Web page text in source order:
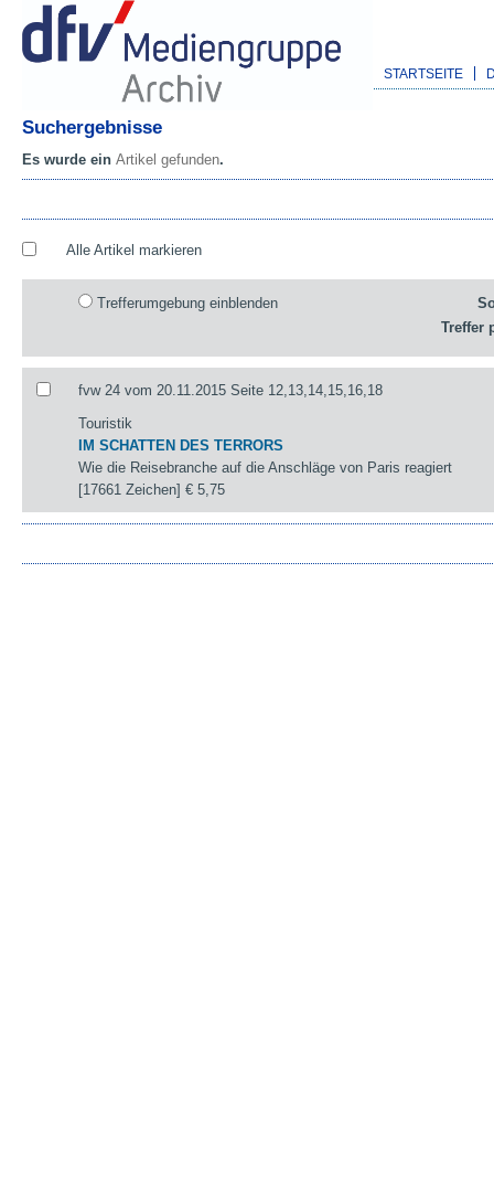
STARTSEITE
Suchergebnisse
Es wurde ein Artikel gefunden.
Alle Artikel markieren
Trefferumgebung einblenden
Treffer
fvw 24 vom 20.11.2015 Seite 12,13,14,15,16,18
Touristik
IM SCHATTEN DES TERRORS
Wie die Reisebranche auf die Anschläge von Paris reagiert
[17661 Zeichen]€ 5,75